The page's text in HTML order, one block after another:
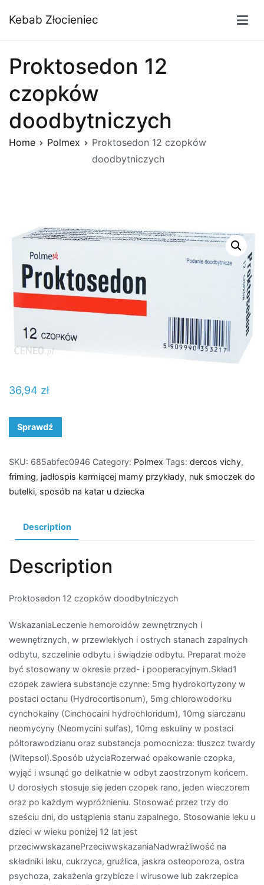
doKebab Złocieniec
Proktosedon 12
czopków
doodbytniczych
Home Polmex
Proktosedon 12 czopków
doodbytniczych
36,94 zł
Sprawdź
SKU: 685abfec0946 Category: Polmex Tags: dercos vichy,
friming, jadłospis karmiącej mamy przykłady, nuk smoczek do
butelki, sposób na katar u dziecka
Description
Description
Proktosedon 12 czopków doodbytniczych
WskazaniaLeczenie hemoroidów zewnętrznych i
wewnętrznych, w przewlekłych i ostrych stanach zapalnych
odbytu, szczelinie odbytu i świądzie odbytu. Preparat może
być stosowany w okresie przed- i pooperacyjnym.Skład1
czopek zawiera substancje czynne: 5mg hydrokortyzony w
postaci octanu (Hydrocortisonum), 5mg chlorowodorku
cynchokainy (Cinchocaini hydrochloridum), 10mg siarczanu
neomycyny (Neomycini sulfas), 10mg eskuliny w postaci
półtorawodzianu oraz substancja pomocnicza: tłuszcz twardy
(Witepsol).Sposób użyciaRozerwać opakowanie czopka,
wyjąć i wsunąć go delikatnie w odbyt zaostrzonym końcem.
U dorosłych stosuje się jeden czopek rano, jeden wieczorem
oraz po każdym wypróżnieniu. Stosować przez trzy do
sześciu dni, do ustąpienia stanu zapalnego. Stosowanie leku u
dzieci w wieku poniżej 12 lat jest
przeciwwskazanePrzeciwwskazaniaNadwrażliwość na
składniki leku, cukrzyca, gruźlica, jaskra osteoporoza, ostra
psychoza, zakażenia grzybicze i wirusowe lub zakrzepica